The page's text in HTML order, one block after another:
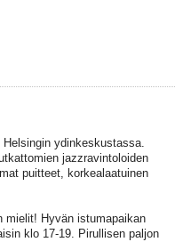
ydinkeskustassa.
jazzravintoloiden
puitteet, korkealaatuinen
mielit! Hyvän istumapaikan
klo 17-19. Pirullisen paljon